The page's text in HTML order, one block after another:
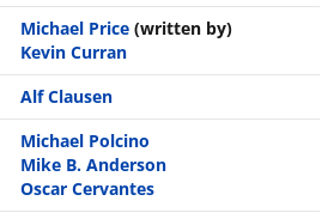
Michael Price (written by)
Kevin Curran
Alf Clausen
Michael Polcino
Mike B. Anderson
Oscar Cervantes